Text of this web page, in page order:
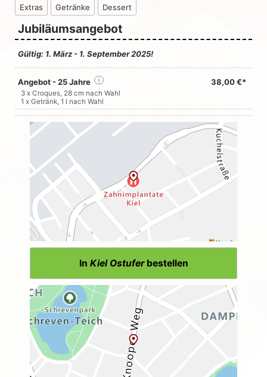
Extras Getränke Dessert
Jubiläumsangebot
Gültig: 1. März - 1. September 2025!
Angebot - 25 Jahre 38,00 €*
i
3 x Croques, 28 cm nach Wahl
1 x Getränk, 1 l nach Wahl
In Kiel Ostuferbestellen